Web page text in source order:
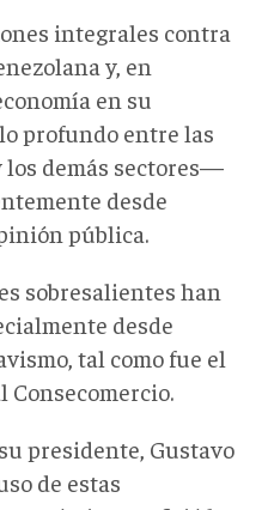
integrales contra
y, en
en su
profundo entre las
demás sectores—
desde
pública.
sobresalientes han
desde
tal como fue el
Consecomercio.
su presidente, Gustavo
de estas